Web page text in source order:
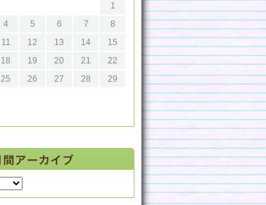
1
4 5 6 7
8
11 12 13 14
15
18 19 20 21
22
25 26 27 28
29